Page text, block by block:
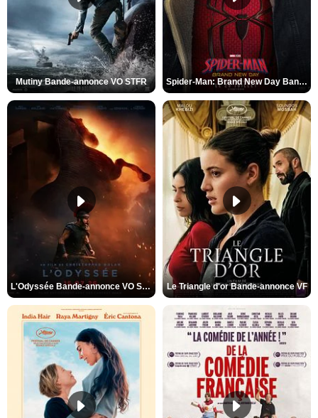
Mutiny Bande-annonce VO STFR Spider-Man: Brand New Day Bande-annonce VO STFR
L'Odyssée Bande-annonce VO STFR Le Triangle d'or Bande-annonce VF